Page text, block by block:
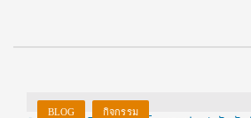
BLOG กิจกรรม